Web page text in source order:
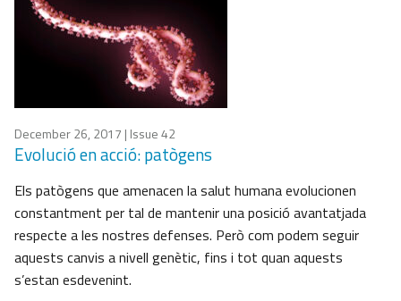
December 26, 2017 | Issue 42
Evolució en acció: patògens
Els patògens que amenacen la salut humana evolucionen
constantment per tal de mantenir una posició avantatjada
respecte a les nostres defenses. Però com podem seguir
aquests canvis a nivell genètic, fins i tot quan aquests
s’estan esdevenint.